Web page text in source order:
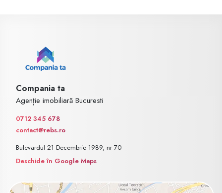
Compania ta
Agenție imobiliară Bucuresti
0712 345 678
contact@rebs.ro
Bulevardul 21 Decembrie 1989, nr 70
Deschide în Google Maps